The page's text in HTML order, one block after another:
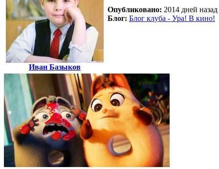
Иван Базыков
Опубликовано: 2014 дней
Блог: Блог клуба - Ура! В кино!